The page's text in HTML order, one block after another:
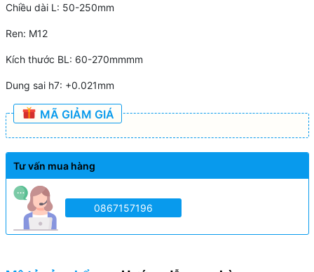
Chiều dài L: 50-250mm
Ren: M12
Kích thước BL: 60-270mmmm
Dung sai h7: +0.021mm
MÃ GIẢM GIÁ
Tư vấn mua hàng
0867157196